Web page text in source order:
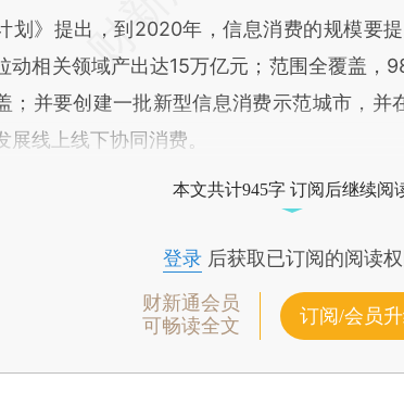
》提出，到2020年，信息消费的规模要提
动相关领域产出达15万亿元；范围全覆盖，
；并要创建一批新型信息消费示范城市，并
展线上线下协同消费。
本文共计945字 订阅后继续阅
登录后获取已订阅的阅读
财新通会员
可畅读全文
订阅/会员